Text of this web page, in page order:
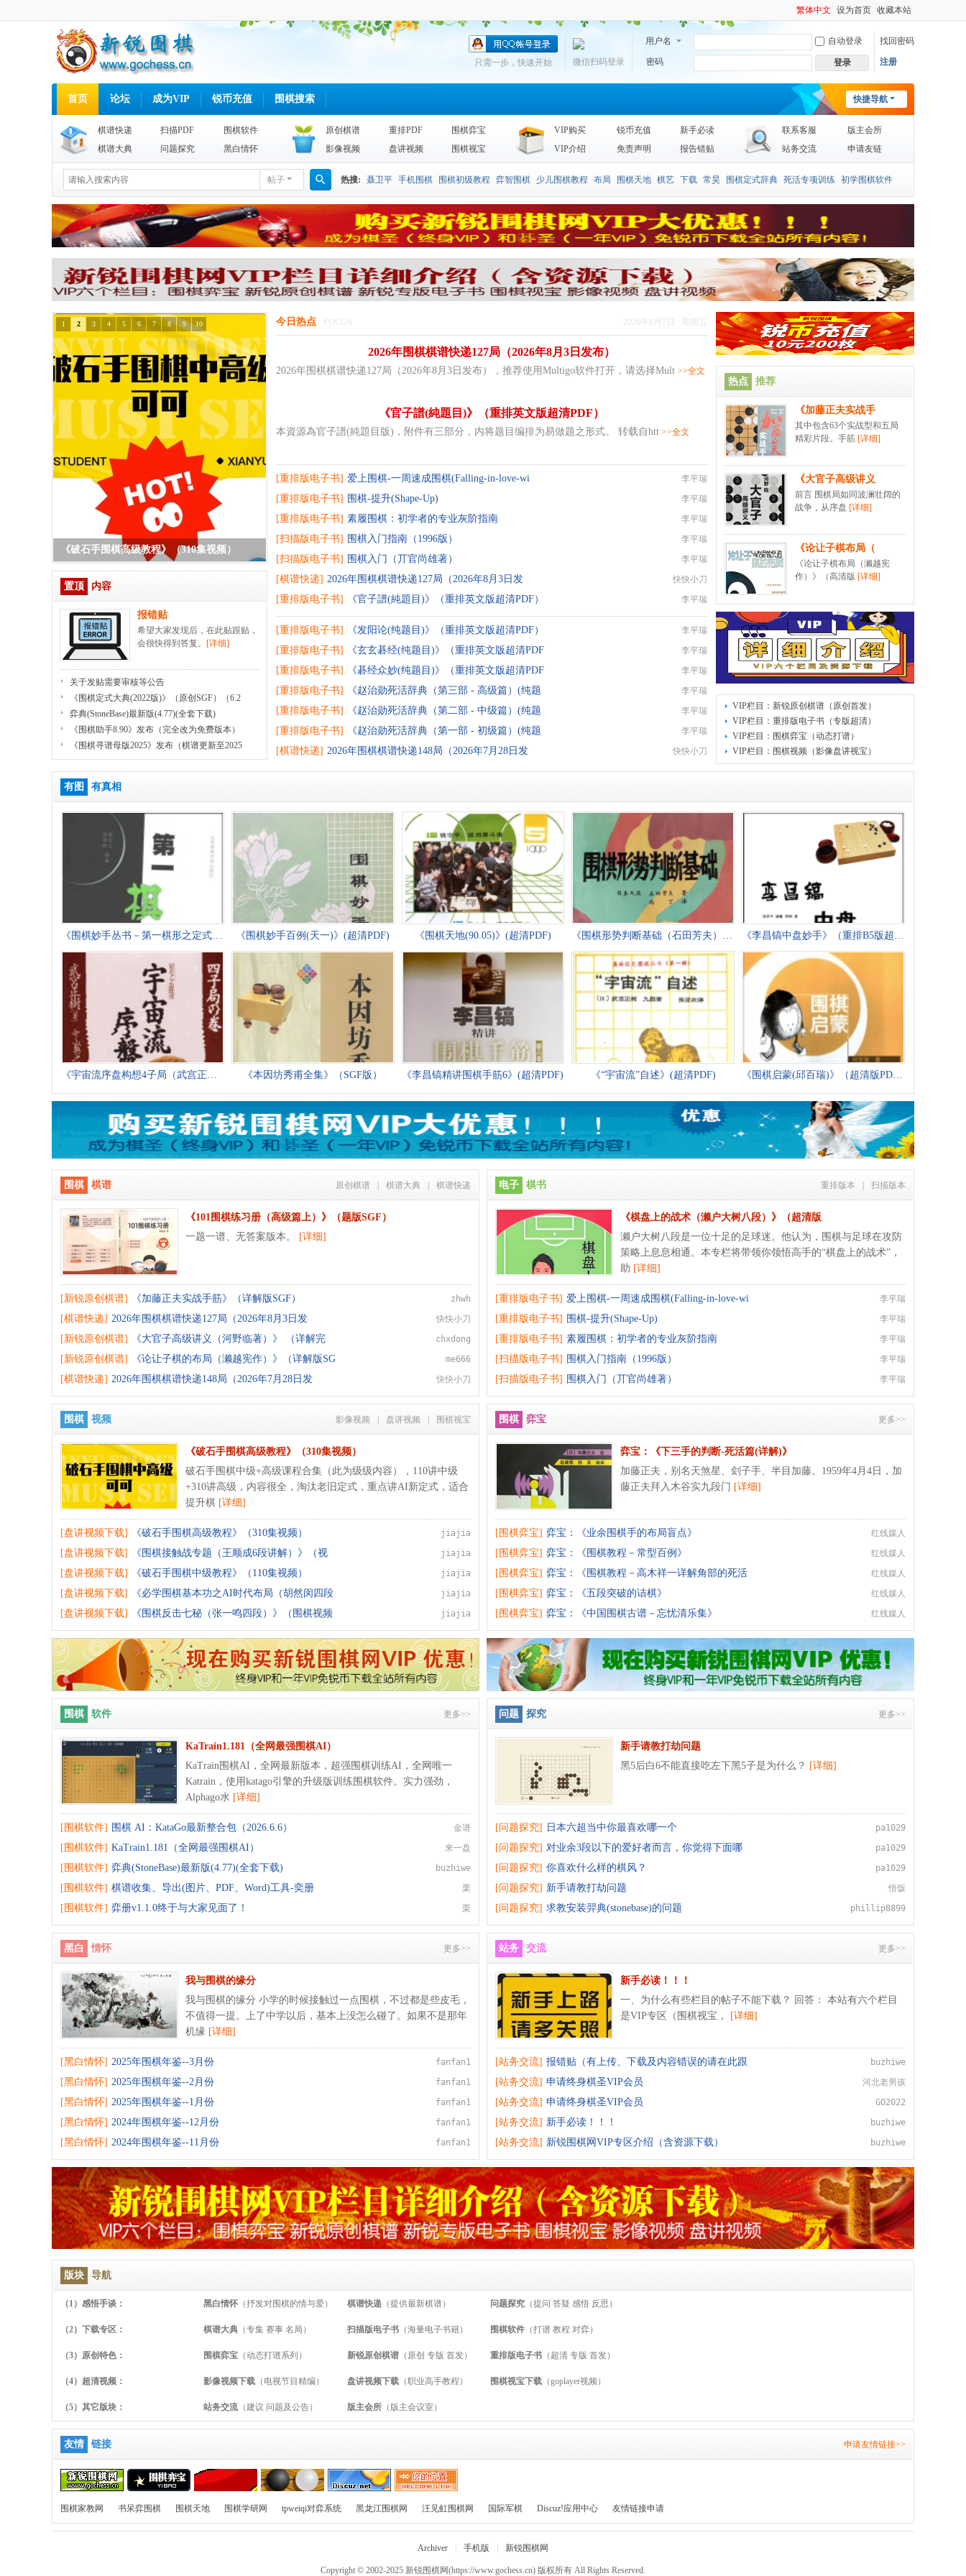
繁体中文 设为首页 收藏本站
用户名 自动登录 找回密码
密码 登录 注册
微信扫码登录
只需一步，快速开始
快捷导航
首页 论坛 成为VIP 锐币充值 围棋搜索
棋谱快递 扫描PDF
围棋软件
棋谱大典
问题探究 黑白情怀
原创棋谱 重排PDF
围棋弈宝
影像视频
盘讲视频 围棋视宝
VIP购买 锐币充值
新手必读
VIP介绍
免责声明 报告错贴
联系客服
版主会所
站务交流
申请友链
帖子
搜
热搜: 聂卫平 手机围棋 围棋初级教程 弈智围棋 少儿围棋教程 布局 围棋天地 棋艺 下载 常昊 围棋定式辞典 死活专项训练 初学围棋软件
围棋天地2013 李昌镐 死活 手筋辞典 诘棋 围棋死活训练 sgf
《破石手围棋高级教程》（310集视频）
1 2 3 4 5 6 7 8 9 10
置顶 内容
报错贴
希望大家发现后，在此贴跟贴，
会很快得到答复。 [详细]
关于发贴需要审核等公告
《围棋定式大典(2022版)》（原创SGF）（6.2
弈典(StoneBase)最新版(4.77)(全套下载)
《围棋助手8.90》发布（完全改为免费版本）
《围棋寻谱母版2025》发布（棋谱更新至2025
今日热点 FOCUS 2026年8月7日 星期五
2026年围棋棋谱快递127局（2026年8月3日发布）
2026年围棋棋谱快递127局（2026年8月3日发布），推荐使用Multigo软件打开，请选择Mult >>全文
《官子譜(純題目)》（重排英文版超清PDF）
本資源為官子譜(純題目版)，附件有三部分，内将题目编排为易做题之形式。 转载自htt >>全文
李平瑞
[重排版电子书] 爱上围棋-一周速成围棋(Falling-in-love-wi
李平瑞
[重排版电子书] 围棋-提升(Shape-Up)
李平瑞
[重排版电子书] 素履围棋：初学者的专业灰阶指南
李平瑞
[扫描版电子书] 围棋入门指南（1996版）
李平瑞
[扫描版电子书] 围棋入门（丌官尚雄著）
快快小刀
[棋谱快递] 2026年围棋棋谱快递127局（2026年8月3日发
李平瑞
[重排版电子书] 《官子譜(純題目)》（重排英文版超清PDF）
李平瑞
[重排版电子书] 《发阳论(纯题目)》（重排英文版超清PDF）
李平瑞
[重排版电子书] 《玄玄碁经(纯题目)》（重排英文版超清PDF
李平瑞
[重排版电子书] 《碁经众妙(纯题目)》（重排英文版超清PDF
李平瑞
[重排版电子书] 《赵治勋死活辞典（第三部 - 高级篇）(纯题
李平瑞
[重排版电子书] 《赵治勋死活辞典（第二部 - 中级篇）(纯题
李平瑞
[重排版电子书] 《赵治勋死活辞典（第一部 - 初级篇）(纯题
快快小刀
[棋谱快递] 2026年围棋棋谱快递148局（2026年7月28日发
热点 推荐
《加藤正夫实战手
其中包含63个实战型和五局
精彩片段。手筋 [详细]
《大官子高级讲义
前言 围棋局如同波澜壮阔的
战争，从序盘 [详细]
《论让子棋布局（
《论让子棋布局（濑越宪
作）》（高清版 [详细]
VIP栏目：新锐原创棋谱（原创首发）
VIP栏目：重排版电子书（专版超清）
VIP栏目：围棋弈宝（动态打谱）
VIP栏目：围棋视频（影像盘讲视宝）
有图 有真相
《围棋妙手丛书－第一棋形之定式变着(韩念 《围棋妙手百例(天一)》(超清PDF) 《围棋天地(90.05)》(超清PDF) 《围棋形势判断基础（石田芳夫）》（详解版 《李昌镐中盘妙手》（重排B5版超清PDF）
《宇宙流序盘构想4子局（武宫正树）》（答 《本因坊秀甫全集》（SGF版） 《李昌镐精讲围棋手筋6》(超清PDF) 《“宇宙流”自述》(超清PDF) 《围棋启蒙(邱百瑞)》（超清版PDF）
围棋 棋谱 原创棋谱 棋谱大典 棋谱快递
《101围棋练习册（高级篇上）》（题版SGF）
一题一谱、无答案版本。
[详细]
zhwh
[新锐原创棋谱] 《加藤正夫实战手筋》（详解版SGF）
快快小刀
[棋谱快递] 2026年围棋棋谱快递127局（2026年8月3日发
chxdong
[新锐原创棋谱] 《大官子高级讲义（河野临著）》 （详解完
me666
[新锐原创棋谱] 《论让子棋的布局（濑越宪作）》（详解版SG
快快小刀
[棋谱快递] 2026年围棋棋谱快递148局（2026年7月28日发
电子 棋书 重排版本 扫描版本
《棋盘上的战术（濑户大树八段）》（超清版
濑户大树八段是一位十足的足球迷。他认为，围棋与足球在攻防
策略上息息相通。本专栏将带领你领悟高手的“棋盘上的战术”，
助 [详细]
李平瑞
[重排版电子书] 爱上围棋-一周速成围棋(Falling-in-love-wi
李平瑞
[重排版电子书] 围棋-提升(Shape-Up)
李平瑞
[重排版电子书] 素履围棋：初学者的专业灰阶指南
李平瑞
[扫描版电子书] 围棋入门指南（1996版）
李平瑞
[扫描版电子书] 围棋入门（丌官尚雄著）
围棋 视频 影像视频 盘讲视频 围棋视宝
《破石手围棋高级教程》（310集视频）
破石手围棋中级+高级课程合集（此为级级内容），110讲中级
+310讲高级，内容很全，淘汰老旧定式，重点讲AI新定式，适合
提升棋 [详细]
jiajia
[盘讲视频下载] 《破石手围棋高级教程》（310集视频）
jiajia
[盘讲视频下载] 《围棋接触战专题（王顺成6段讲解）》（视
jiajia
[盘讲视频下载] 《破石手围棋中级教程》（110集视频）
jiajia
[盘讲视频下载] 《必学围棋基本功之AI时代布局（胡然闵四段
jiajia
[盘讲视频下载] 《围棋反击七秘（张一鸣四段）》（围棋视频
围棋 弈宝 更多>>
弈宝：《下三手的判断-死活篇(详解)》
加藤正夫，别名天煞星、刽子手、半目加藤。1959年4月4日，加
藤正夫拜入木谷实九段门 [详细]
红线媒人
[围棋弈宝] 弈宝：《业余围棋手的布局盲点》
红线媒人
[围棋弈宝] 弈宝：《围棋教程－常型百例》
红线媒人
[围棋弈宝] 弈宝：《围棋教程－高木祥一详解角部的死活
红线媒人
[围棋弈宝] 弈宝：《五段突破的诘棋》
红线媒人
[围棋弈宝] 弈宝：《中国围棋古谱－忘忧清乐集》
围棋 软件 更多>>
KaTrain1.181（全网最强围棋AI）
KaTrain围棋AI，全网最新版本，超强围棋训练AI，全网唯一
Katrain，使用katago引擎的升级版训练围棋软件。实力强劲，
Alphago水 [详细]
金谱
[围棋软件] 围棋 AI：KataGo最新整合包（2026.6.6）
来一盘
[围棋软件] KaTrain1.181（全网最强围棋AI）
buzhiwe
[围棋软件] 弈典(StoneBase)最新版(4.77)(全套下载)
栗
[围棋软件] 棋谱收集、导出(图片、PDF、Word)工具-奕册
栗
[围棋软件] 弈册v1.1.0终于与大家见面了！
问题 探究 更多>>
新手请教打劫问题
黑5后白6不能直接吃左下黑5子是为什么？ [详细]
pa1029
[问题探究] 日本六超当中你最喜欢哪一个
pa1029
[问题探究] 对业余3段以下的爱好者而言，你觉得下面哪
pa1029
[问题探究] 你喜欢什么样的棋风？
悟饭
[问题探究] 新手请教打劫问题
phillip8899
[问题探究] 求教安装羿典(stonebase)的问题
黑白 情怀 更多>>
我与围棋的缘分
我与围棋的缘分 小学的时候接触过一点围棋，不过都是些皮毛，
不值得一提。上了中学以后，基本上没怎么碰了。如果不是那年
机缘 [详细]
fanfan1
[黑白情怀] 2025年围棋年鉴--3月份
fanfan1
[黑白情怀] 2025年围棋年鉴--2月份
fanfan1
[黑白情怀] 2025年围棋年鉴--1月份
fanfan1
[黑白情怀] 2024年围棋年鉴--12月份
fanfan1
[黑白情怀] 2024年围棋年鉴--11月份
站务 交流 更多>>
新手必读！！！
一、为什么有些栏目的帖子不能下载？ 回答： 本站有六个栏目
是VIP专区（围棋视宝，
[详细]
buzhiwe
[站务交流] 报错贴（有上传、下载及内容错误的请在此跟
河北老男孩
[站务交流] 申请终身棋圣VIP会员
GO2022
[站务交流] 申请终身棋圣VIP会员
buzhiwe
[站务交流] 新手必读！！！
buzhiwe
[站务交流] 新锐围棋网VIP专区介绍（含资源下载）
版块 导航
（1）感悟手谈： 黑白情怀 （抒发对围棋的情与爱） 棋谱快递 （提供最新棋谱） 问题探究（提问 答疑 感悟 反思）
（2）下载专区： 棋谱大典 （专集 赛事 名局） 扫描版电子书（海量电子书籍） 围棋软件（打谱 教程 对弈）
（3）原创特色： 围棋弈宝 （动态打谱系列） 新锐原创棋谱（原创 专版 首发） 重排版电子书（超清 专版 首发）
（4）超清视频： 影像视频下载 （电视节目精编） 盘讲视频下载（职业高手教程） 围棋视宝下载（goplayer视频）
（5）其它版块： 站务交流 （建议 问题及公告） 版主会所（版主会议室）
友情 链接 申请友情链接>>
围棋家教网 书呆弈围棋 围棋天地 围棋学研网 tpweiqi对弈系统 黑龙江围棋网 汪见虹围棋网 国际军棋 Discuz!应用中心 友情链接申请
Archiver | 手机版 | 新锐围棋网
Copyright © 2002-2025 新锐围棋网(https://www.gochess.cn) 版权所有 All Rights Reserved.